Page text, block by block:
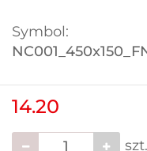
Symbol:
14.20
szt.